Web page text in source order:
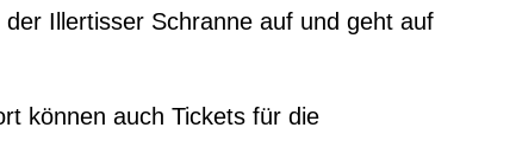
Illertisser Schranne auf und geht auf
können auch Tickets für die